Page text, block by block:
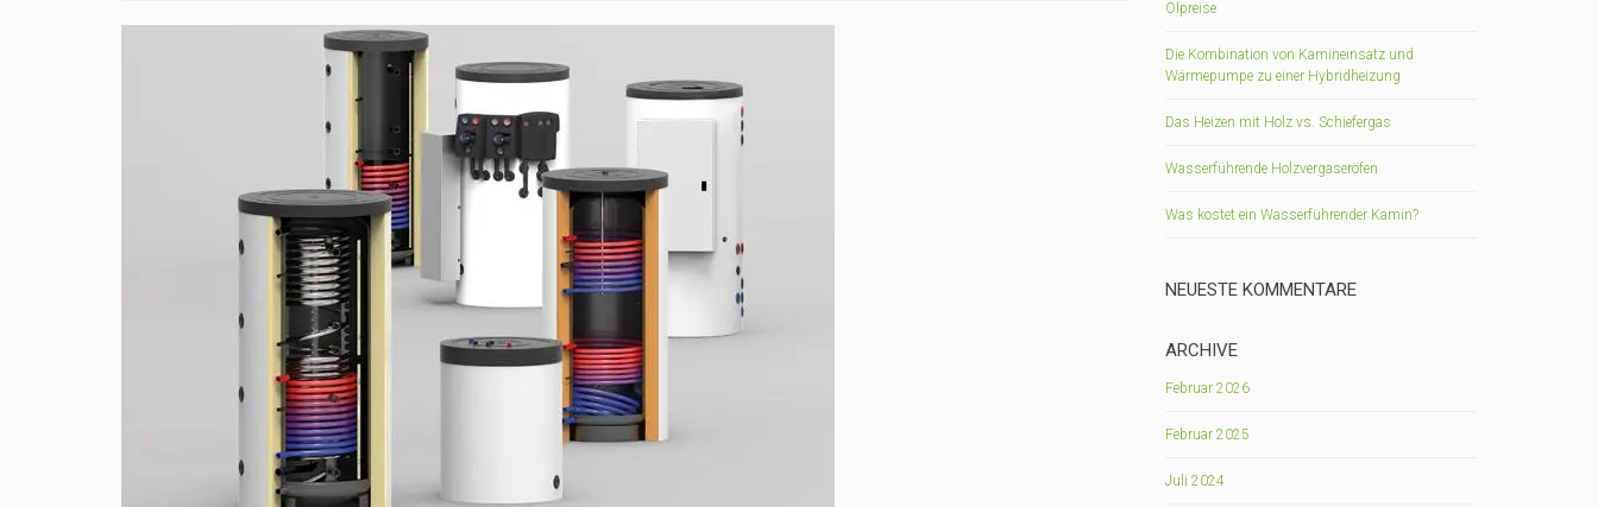
Ölpreise
Die Kombination von Kamineinsatz und
Wärmepumpe zu einer Hybridheizung
Das Heizen mit Holz vs. Schiefergas
Wasserführende Holzvergaseröfen
Was kostet ein Wasserführender Kamin?
NEUESTE KOMMENTARE
ARCHIVE
Februar 2026
Februar 2025
Juli 2024